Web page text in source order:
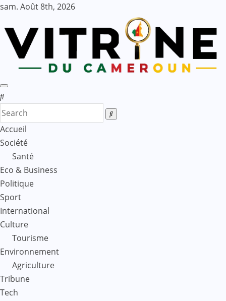
Skip
content
sam. Août 8th, 2026
Accueil
Société
Santé
Eco & Business
Politique
Sport
International
Culture
Tourisme
Environnement
Agriculture
Tribune
Tech